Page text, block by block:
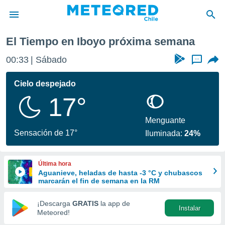
de
por
se
calidad.
a este
las
y
forma
digital
basada
El Tiempo en Iboyo próxima semana
00:33 Sábado ...
Cielo despejado
17°
Sensación de 17°
Menguante
Iluminada:24%
Última hora
Aguanieve, heladas de hasta -3 °C y chubascos
marcarán el fin de semana en la RM
¡Descarga GRATIS la app de
Meteored!
Instalar